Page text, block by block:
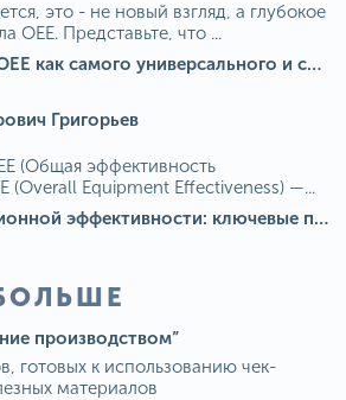
это - не новый взгляд, а глубокое
OEE. Представьте, что ...
Алгоритм расчета ОЕЕ как самого универсального и современного показателя эффективности оборудования в мире
Григорьев
(Общая эффективность
(Overall Equipment Effectiveness) —...
Измерение операционной эффективности: ключевые показатели для непрерывного совершенствования
производством”
готовых к использованию чек-
материалов